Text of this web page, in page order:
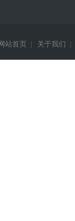
站首页 关于我们